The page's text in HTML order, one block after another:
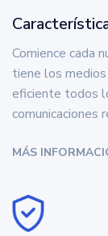
Comience cada
tiene los medios
eficiente todos
comunicaciones
MÁS